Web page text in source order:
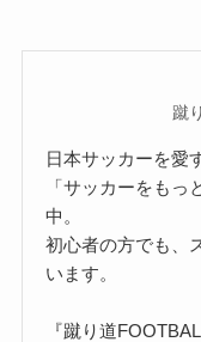
蹴
日本サッカーを愛
「サッカーをも
中。
初心者の方でも、
います。
『蹴り道